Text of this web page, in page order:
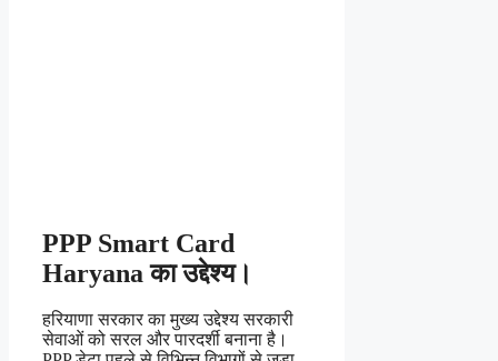
PPP Smart Card
Haryana का उद्देश्य।
हरियाणा सरकार का मुख्य उद्देश्य सरकारी
सेवाओं को सरल और पारदर्शी बनाना है।